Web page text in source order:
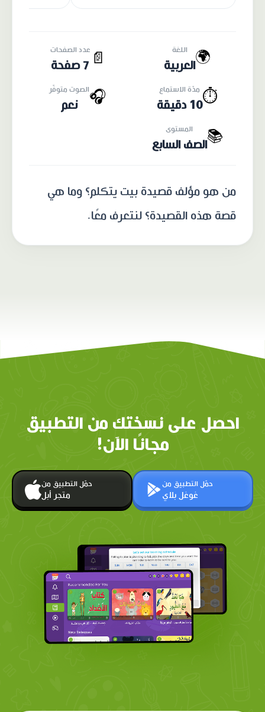
🌍 اللغة
العربية 📄
عدد الصفحات
7 صفحة
⏱️ مدّة الاستماع
10 دقيقة
🎧الصوت متوفّر
نعم
📚 المستوى
الصف السابع
من هو مؤلف قصيدة بيت يتكلم؟ وما هي
قصة هذه القصيدة؟ لنتعرف معًا.
احصل على نسختك من التطبيق
مجانًا الآن!
حمّل التطبيق من
متجر أبل
حمّل التطبيق من
غوغل بلاي